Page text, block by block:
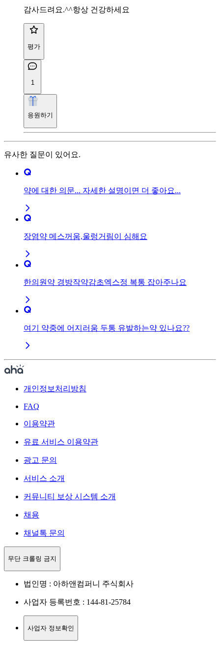
감사드려요.^^항상 건강하세요
평가
1
응원하기
유사한 질문이 있어요.
약에 대한 의문... 자세한 설명이면 더 좋아요...
장염약 메스꺼움,울렁거림이 심해요
한의원약 경방작약감초엑스정 복통 잡아주나요
여기 약중에 어지러움 두통 유발하는약 있나요??
개인정보처리방침
FAQ
이용약관
유료 서비스 이용약관
광고 문의
서비스 소개
커뮤니티 보상 시스템 소개
채용
채널톡 문의
무단 크롤링 금지
법인명 : 아하앤컴퍼니 주식회사
사업자 등록번호 : 144-81-25784
사업자 정보확인